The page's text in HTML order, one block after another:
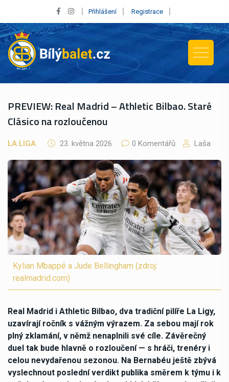
Přihlášení Registrace
PREVIEW: Real Madrid – Athletic Bilbao. Staré
Clásico na rozloučenou
LA LIGA 23. května 2026 0 Komentářů Laša
Kylian Mbappé a Jude Bellingham (zdroj:
realmadrid.com)
Real Madrid i Athletic Bilbao, dva tradiční pilíře La Ligy,
uzavírají ročník s vážným výrazem. Za sebou mají rok
plný zklamání, v němž nenaplnili své cíle. Závěrečný
duel tak bude hlavně o rozloučení — s hráči, trenéry i
celou nevydařenou sezonou. Na Bernabéu ještě zbývá
vyslechnout poslední verdikt publika směrem k týmu i k